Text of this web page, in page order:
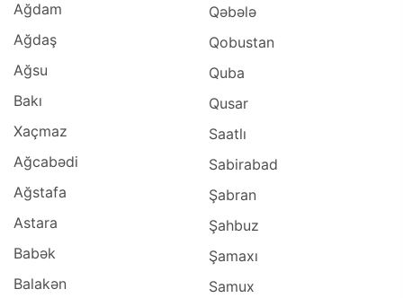
Ağdam
Ağdaş
Ağsu
Bakı
Xaçmaz
Ağcabədi
Ağstafa
Astara
Babək
Balakən
Qəbələ
Qobustan
Quba
Qusar
Saatlı
Sabirabad
Şabran
Şahbuz
Şamaxı
Samux